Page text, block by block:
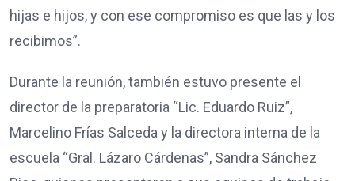
hijas e hijos, y con ese compromiso es que las y los
recibimos”.
Durante la reunión, también estuvo presente el
director de la preparatoria “Lic. Eduardo Ruiz”,
Marcelino Frías Salceda y la directora interna de la
escuela “Gral. Lázaro Cárdenas”, Sandra Sánchez